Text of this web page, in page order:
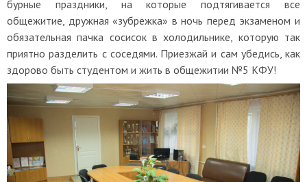
бурные праздники, на которые подтягивается все
общежитие, дружная «зубрежка» в ночь перед экзаменом и
обязательная пачка сосисок в холодильнике, которую так
приятно разделить с соседями. Приезжай и сам убедись, как
здорово быть студентом и жить в общежитии №5 КФУ!